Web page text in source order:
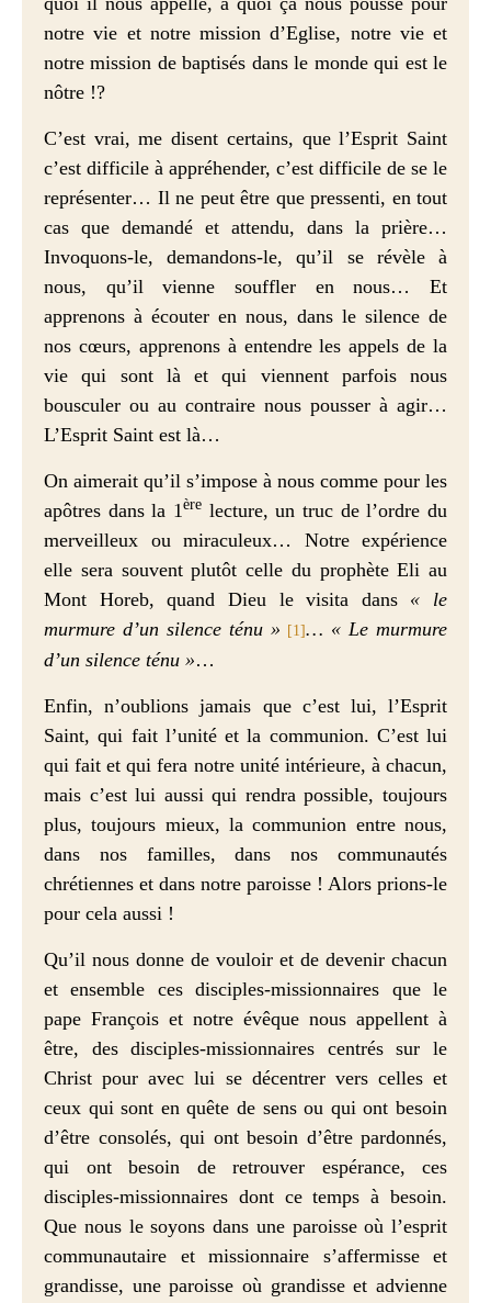
notre vie et notre mission d’Eglise, notre vie et
notre mission de baptisés dans le monde qui est le
nôtre !?
C’est vrai, me disent certains, que l’Esprit Saint
c’est difficile à appréhender, c’est difficile de se le
représenter… Il ne peut être que pressenti, en tout
cas que demandé et attendu, dans la prière…
Invoquons-le, demandons-le, qu’il se révèle à
nous, qu’il vienne souffler en nous… Et
apprenons à écouter en nous, dans le silence de
nos cœurs, apprenons à entendre les appels de la
vie qui sont là et qui viennent parfois nous
bousculer ou au contraire nous pousser à agir…
L’Esprit Saint est là…
On aimerait qu’il s’impose à nous comme pour les
apôtres dans la 1ère lecture, un truc de l’ordre du
merveilleux ou miraculeux… Notre expérience
elle sera souvent plutôt celle du prophète Eli au
Mont Horeb, quand Dieu le visita dans « le
murmure d’un silence ténu » [1]… « Le murmure
d’un silence ténu »…
Enfin, n’oublions jamais que c’est lui, l’Esprit
Saint, qui fait l’unité et la communion. C’est lui
qui fait et qui fera notre unité intérieure, à chacun,
mais c’est lui aussi qui rendra possible, toujours
plus, toujours mieux, la communion entre nous,
dans nos familles, dans nos communautés
chrétiennes et dans notre paroisse ! Alors prions-le
pour cela aussi !
Qu’il nous donne de vouloir et de devenir chacun
et ensemble ces disciples-missionnaires que le
pape François et notre évêque nous appellent à
être, des disciples-missionnaires centrés sur le
Christ pour avec lui se décentrer vers celles et
ceux qui sont en quête de sens ou qui ont besoin
d’être consolés, qui ont besoin d’être pardonnés,
qui ont besoin de retrouver espérance, ces
disciples-missionnaires dont ce temps à besoin.
Que nous le soyons dans une paroisse où l’esprit
communautaire et missionnaire s’affermisse et
grandisse, une paroisse où grandisse et advienne